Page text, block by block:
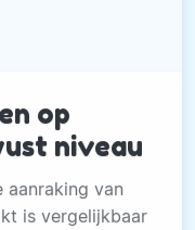
op
niveau
aanraking van
is vergelijkbaar